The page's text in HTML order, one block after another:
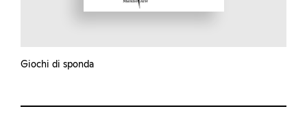
Giochi di sponda